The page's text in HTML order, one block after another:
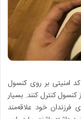
امنیتی بر روی کنسول
کنسول کنترل کنند. بسیار
فرزندان خود علاقه‌مند